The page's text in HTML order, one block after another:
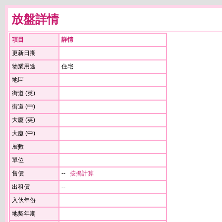
放盤詳情
項目
詳情
更新日期
物業用途
住宅
地區
街道 (英)
街道 (中)
大廈 (英)
大廈 (中)
層數
單位
售價
-- 按揭計算
出租價
--
入伙年份
地契年期